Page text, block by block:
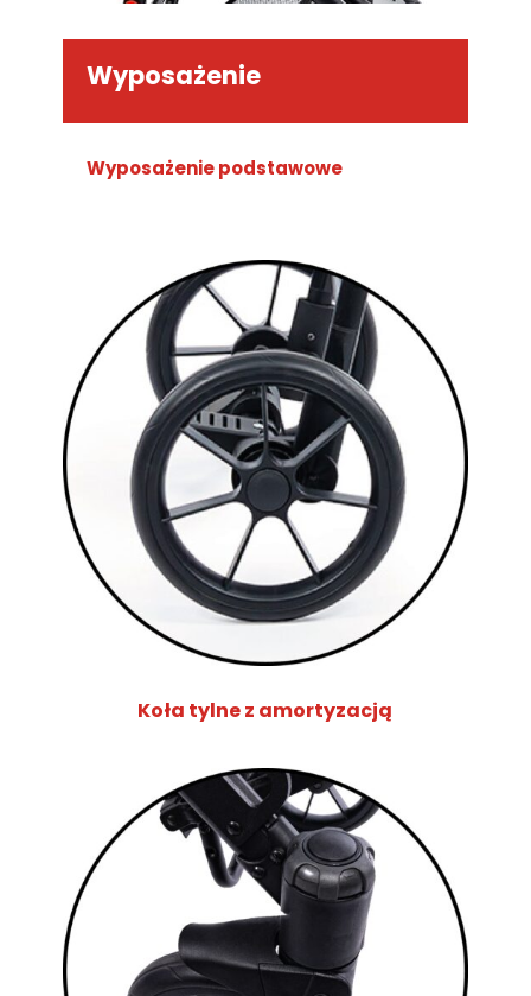
Wyposażenie
Wyposażenie podstawowe
Koła tylne z amortyzacją